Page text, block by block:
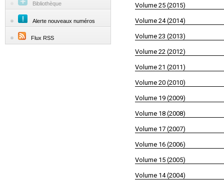
Bibliothèque
Alerte nouveaux numéros
Flux RSS
Volume 25 (2015)
Volume 24 (2014)
Volume 23 (2013)
Volume 22 (2012)
Volume 21 (2011)
Volume 20 (2010)
Volume 19 (2009)
Volume 18 (2008)
Volume 17 (2007)
Volume 16 (2006)
Volume 15 (2005)
Volume 14 (2004)